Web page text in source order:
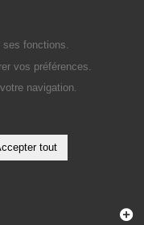
fonctions.
vos préférences.
navigation.
tout